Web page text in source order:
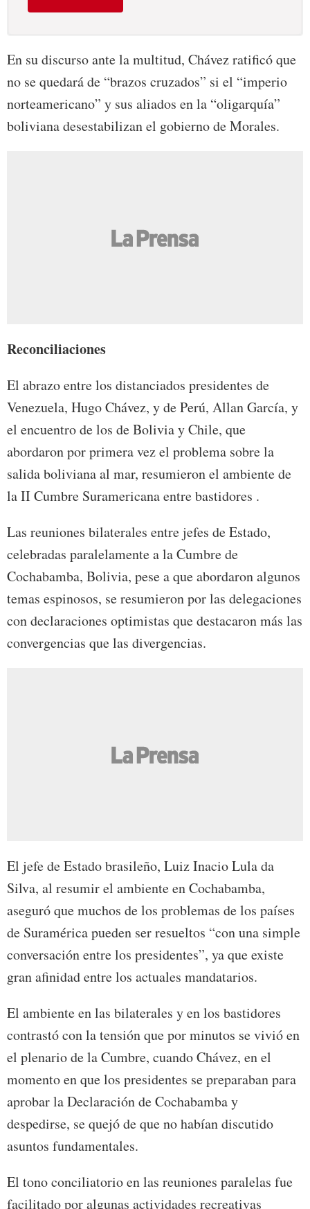
En su discurso ante la multitud, Chávez ratificó que
no se quedará de “brazos cruzados” si el “imperio
norteamericano” y sus aliados en la “oligarquía”
boliviana desestabilizan el gobierno de Morales.
Reconciliaciones
El abrazo entre los distanciados presidentes de
Venezuela, Hugo Chávez, y de Perú, Allan García, y
el encuentro de los de Bolivia y Chile, que
abordaron por primera vez el problema sobre la
salida boliviana al mar, resumieron el ambiente de
la II Cumbre Suramericana entre bastidores .
Las reuniones bilaterales entre jefes de Estado,
celebradas paralelamente a la Cumbre de
Cochabamba, Bolivia, pese a que abordaron algunos
temas espinosos, se resumieron por las delegaciones
con declaraciones optimistas que destacaron más las
convergencias que las divergencias.
El jefe de Estado brasileño, Luiz Inacio Lula da
Silva, al resumir el ambiente en Cochabamba,
aseguró que muchos de los problemas de los países
de Suramérica pueden ser resueltos “con una simple
conversación entre los presidentes”, ya que existe
gran afinidad entre los actuales mandatarios.
El ambiente en las bilaterales y en los bastidores
contrastó con la tensión que por minutos se vivió en
el plenario de la Cumbre, cuando Chávez, en el
momento en que los presidentes se preparaban para
aprobar la Declaración de Cochabamba y
despedirse, se quejó de que no habían discutido
asuntos fundamentales.
El tono conciliatorio en las reuniones paralelas fue
facilitado por algunas actividades recreativas